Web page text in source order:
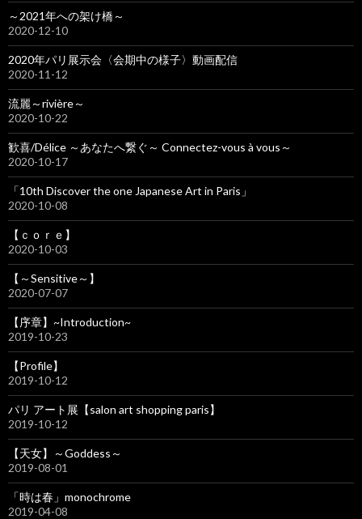
～2021年への架け橋～
2020-12-10
2020年パリ展示会〈会期中の様子〉動画配信
2020-11-12
流麗～rivière～
2020-10-22
歓喜/Délice ～あなたへ繋ぐ～ Connectez-vous à vous～
2020-10-17
「10th Discover the one Japanese Art in Paris」
2020-10-08
【ｃｏｒｅ】
2020-10-03
【～Sensitive～】
2020-07-07
【序章】~Introduction~
2019-10-23
【Profile】
2019-10-12
パリ アート展【salon art shopping paris】
2019-10-12
【天女】～Goddess～
2019-08-01
「時は春」monochrome
2019-04-08